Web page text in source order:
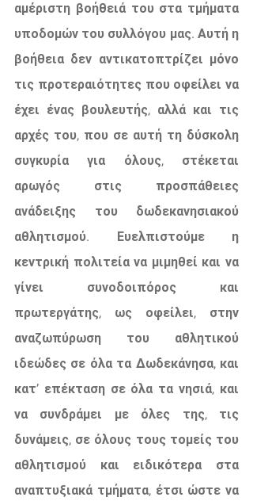
αμέριστη βοήθειά του στα τμήματα
υποδομών του συλλόγου μας. Αυτή η
βοήθεια δεν αντικατοπτρίζει μόνο
τις προτεραιότητες που οφείλει να
έχει ένας βουλευτής, αλλά και τις
αρχές του, που σε αυτή τη δύσκολη
συγκυρία για όλους, στέκεται
αρωγός στις προσπάθειες
ανάδειξης του δωδεκανησιακού
αθλητισμού. Ευελπιστούμε η
κεντρική πολιτεία να μιμηθεί και να
γίνει συνοδοιπόρος και
πρωτεργάτης, ως οφείλει, στην
αναζωπύρωση του αθλητικού
ιδεώδες σε όλα τα Δωδεκάνησα, και
κατ’ επέκταση σε όλα τα νησιά, και
να συνδράμει με όλες της, τις
δυνάμεις, σε όλους τους τομείς του
αθλητισμού και ειδικότερα στα
αναπτυξιακά τμήματα, έτσι ώστε να